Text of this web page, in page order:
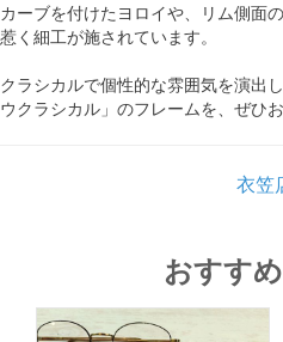
カーブを付けたヨロイや、リム側面
惹く細工が施されています。
クラシカルで個性的な雰囲気を演出
ウクラシカル」のフレームを、ぜひ
衣笠
おすす